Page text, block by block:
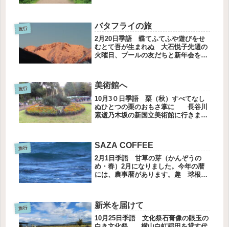
が「大盛りを」と注文すると、お姉さ
んが「かなり量があるのですが、大丈
夫...
旅行 バタフライの旅
2月20日季語 蝶てふてふや遊びをせ
むとて吾が生まれぬ 大石悦子先週の
火曜日、プールの友だちと新年会を兼
幹線のチケットが取れずに水上温泉に
なりました。プールの友だちとの旅
行...
旅行 美術館へ
10月3０日季語 栗（秋）すべてなし
ぬひとつの栗のおもさ掌に 長谷川
素逝乃木坂の新国立美術館に行きまし
とができたました。いつもの作家さ
ん...
旅行 SAZA COFFEE
2月1日季語 甘草の芽（かんぞうの
め・春）2月になりました。今年の暦
には、農事暦があります。趣 球根の
白梅。紅梅。椿。とありました。鵜の
岬鵜の岬の夕定食はそれぞれの希望に
合...
旅行 新米を届けて
10月25日季語 文化祭石膏像の眼玉の